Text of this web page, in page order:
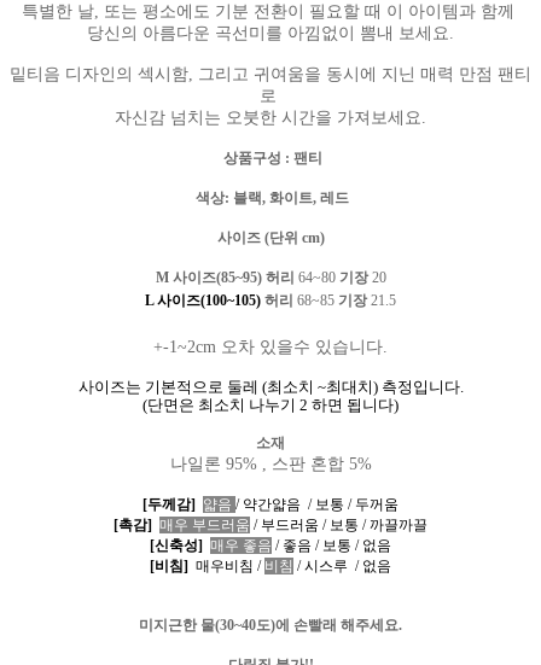
특별한 날, 또는 평소에도 기분 전환이 필요할 때 이 아이템과 함께
당신의 아름다운 곡선미를 아낌없이 뽐내 보세요.
밑티음 디자인의 섹시함, 그리고 귀여움을 동시에 지닌 매력 만점 팬티
로
자신감 넘치는 오붓한 시간을 가져보세요.
상품구성 : 팬티
색상: 블랙, 화이트, 레드
사이즈 (단위 cm)
M 사이즈(85~95) 허리 64~80 기장20
L 사이즈(100~105) 허리 68~85 기장21.5
+-1~2cm 오차 있을수 있습니다.
사이즈는 기본적으로 둘레 (최소치 ~최대치) 측정입니다.
(단면은 최소치 나누기 2 하면 됩니다)
소재
나일론 95% , 스판 혼합 5%
[두께감] 얇음 / 약간얇음 / 보통 / 두꺼움
[촉감] 매우 부드러움 / 부드러움 / 보통 /까끌까끌
[신축성] 매우 좋음 / 좋음 / 보통 / 없음
[비침] 매우비침 / 비침 /시스루 / 없음
미지근한 물(30~40도)에 손빨래 해주세요.